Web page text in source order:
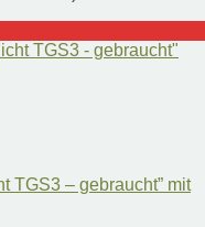
TGS3 – gebraucht” mit